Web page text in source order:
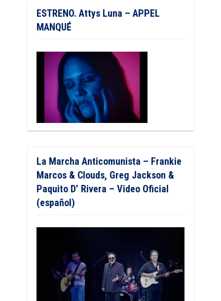
ESTRENO. Attys Luna – APPEL
MANQUÉ
La Marcha Anticomunista – Frankie
Marcos & Clouds, Greg Jackson &
Paquito D’ Rivera – Video Oficial
(español)